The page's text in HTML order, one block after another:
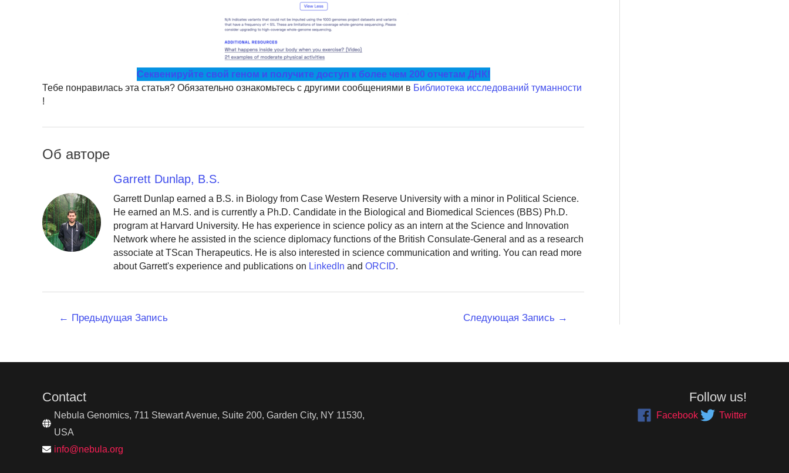
Секвенируйте свой геном и получите доступ к более чем 200 отчетам ДНК!
Тебе понравилась эта статья? Обязательно ознакомьтесь с другими сообщениями в Библиотека исследований туманности
!
Об авторе
Garrett Dunlap, B.S.
Garrett Dunlap earned a B.S. in Biology from Case Western Reserve University with a minor in Political Science.
He earned an M.S. and is currently a Ph.D. Candidate in the Biological and Biomedical Sciences (BBS) Ph.D.
program at Harvard University. He has experience in science policy as an intern at the Science and Innovation
Network where he assisted in the science diplomacy functions of the British Consulate-General and as a research
associate at TScan Therapeutics. He is also interested in science communication and writing. You can read more
about Garrett's experience and publications on LinkedIn andORCID.
Навигация
← Предыдущая Запись Следующая Запись →
Contact
Nebula Genomics, 711 Stewart Avenue, Suite 200, Garden City, NY 11530,
USA
info@nebula.org
Follow us!
Facebook Twitter